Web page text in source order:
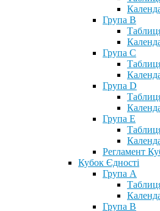
Група В
Група С
Група D
Група Е
Регламент
Кубок Єдності
Група А
Група В